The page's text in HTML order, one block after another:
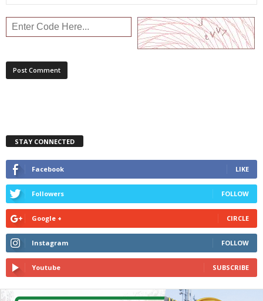
STAY CONNECTED
Facebook LIKE
Followers FOLLOW
Google + CIRCLE
Instagram FOLLOW
Youtube SUBSCRIBE